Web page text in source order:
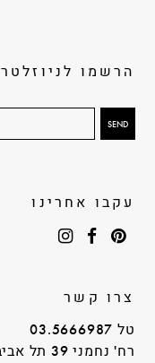
הרשמו לניוזלטר
עקבו אחרינו
צרו קשר
טל 03.5666987
רח' נחמני 39 תל אביב